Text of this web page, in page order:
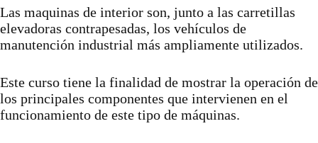
Las maquinas de interior son, junto a las carretillas
elevadoras contrapesadas, los vehículos de
manutención industrial más ampliamente utilizados.
Este curso tiene la finalidad de mostrar la operación de
los principales componentes que intervienen en el
funcionamiento de este tipo de máquinas.